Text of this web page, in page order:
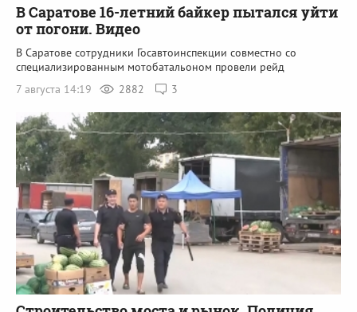
В Саратове 16-летний байкер пытался уйти
от погони. Видео
В Саратове сотрудники Госавтоинспекции совместно со
специализированным мотобатальоном провели рейд
7 августа 14:19
2882 3